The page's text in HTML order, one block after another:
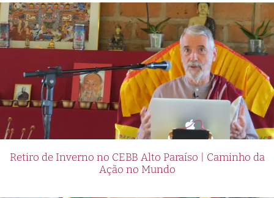
Retiro de Inverno no CEBB Alto Paraíso | Caminho da
Ação no Mundo